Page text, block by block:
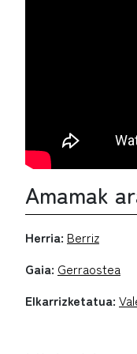
Amamak
Herria: Berriz
Gaia: Gerraostea
Elkarrizketatua: